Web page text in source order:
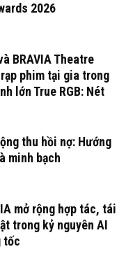
2026
BRAVIA Theatre
phim tại gia trong
lớn True RGB: Nét
thu hồi nợ: Hướng
minh bạch
mở rộng hợp tác, tái
trong kỷ nguyên AI
tốc